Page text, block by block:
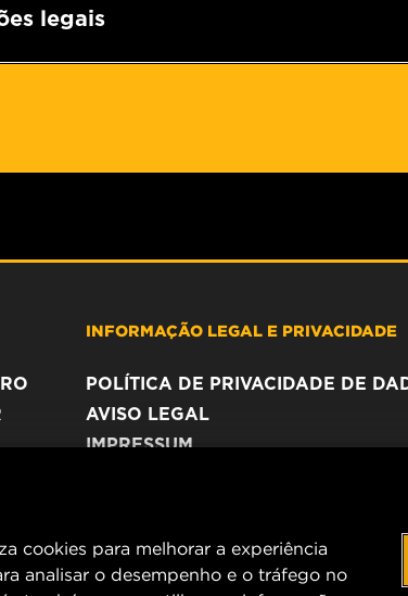
legais
INFORMAÇÃO LEGAL E PRIVACIDADE
POLÍTICA DE PRIVACIDADE DE
AVISO LEGAL
IMPRESSUM
cookies para melhorar a experiência
analisar o desempenho e o tráfego no